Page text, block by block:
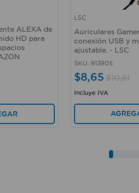
ALEXA de
HD para
LSC
Auriculares
conexión USB y
ajustable. - LSC
SKU: 913905
$8,65 $10,81
Incluye IVA